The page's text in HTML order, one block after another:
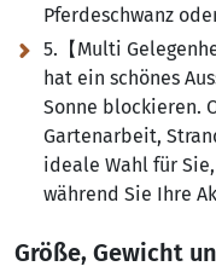
Pferdeschwanz
5.【Multi
hat ein schönes
Sonne blockieren.
Gartenarbeit,
ideale Wahl für
während Sie Ihre
Größe, Gewicht